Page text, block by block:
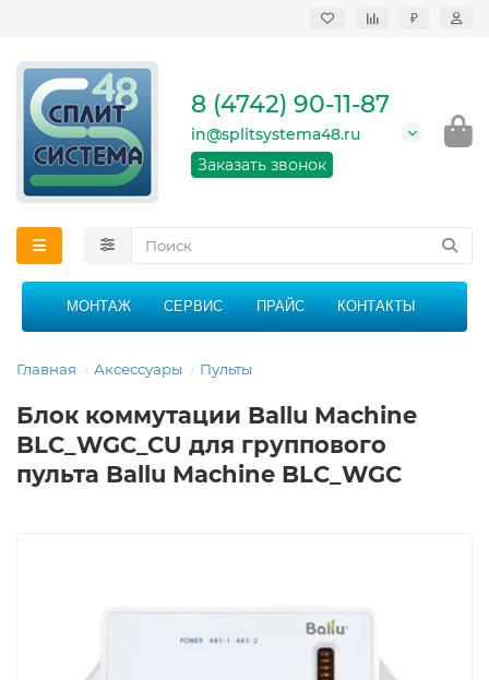
₽
кондиционеров в
области
График работы: 9:00 -
21:00 без перерыва и
8 (4742) 90-11-87
in@splitsystema48.ru
Заказать звонок
МОНТАЖ СЕРВИС ПРАЙС КОНТАКТЫ
Главная Аксессуары Пульты
Блок коммутации Ballu Machine
BLC_WGC_CU для группового
пульта Ballu Machine BLC_WGC